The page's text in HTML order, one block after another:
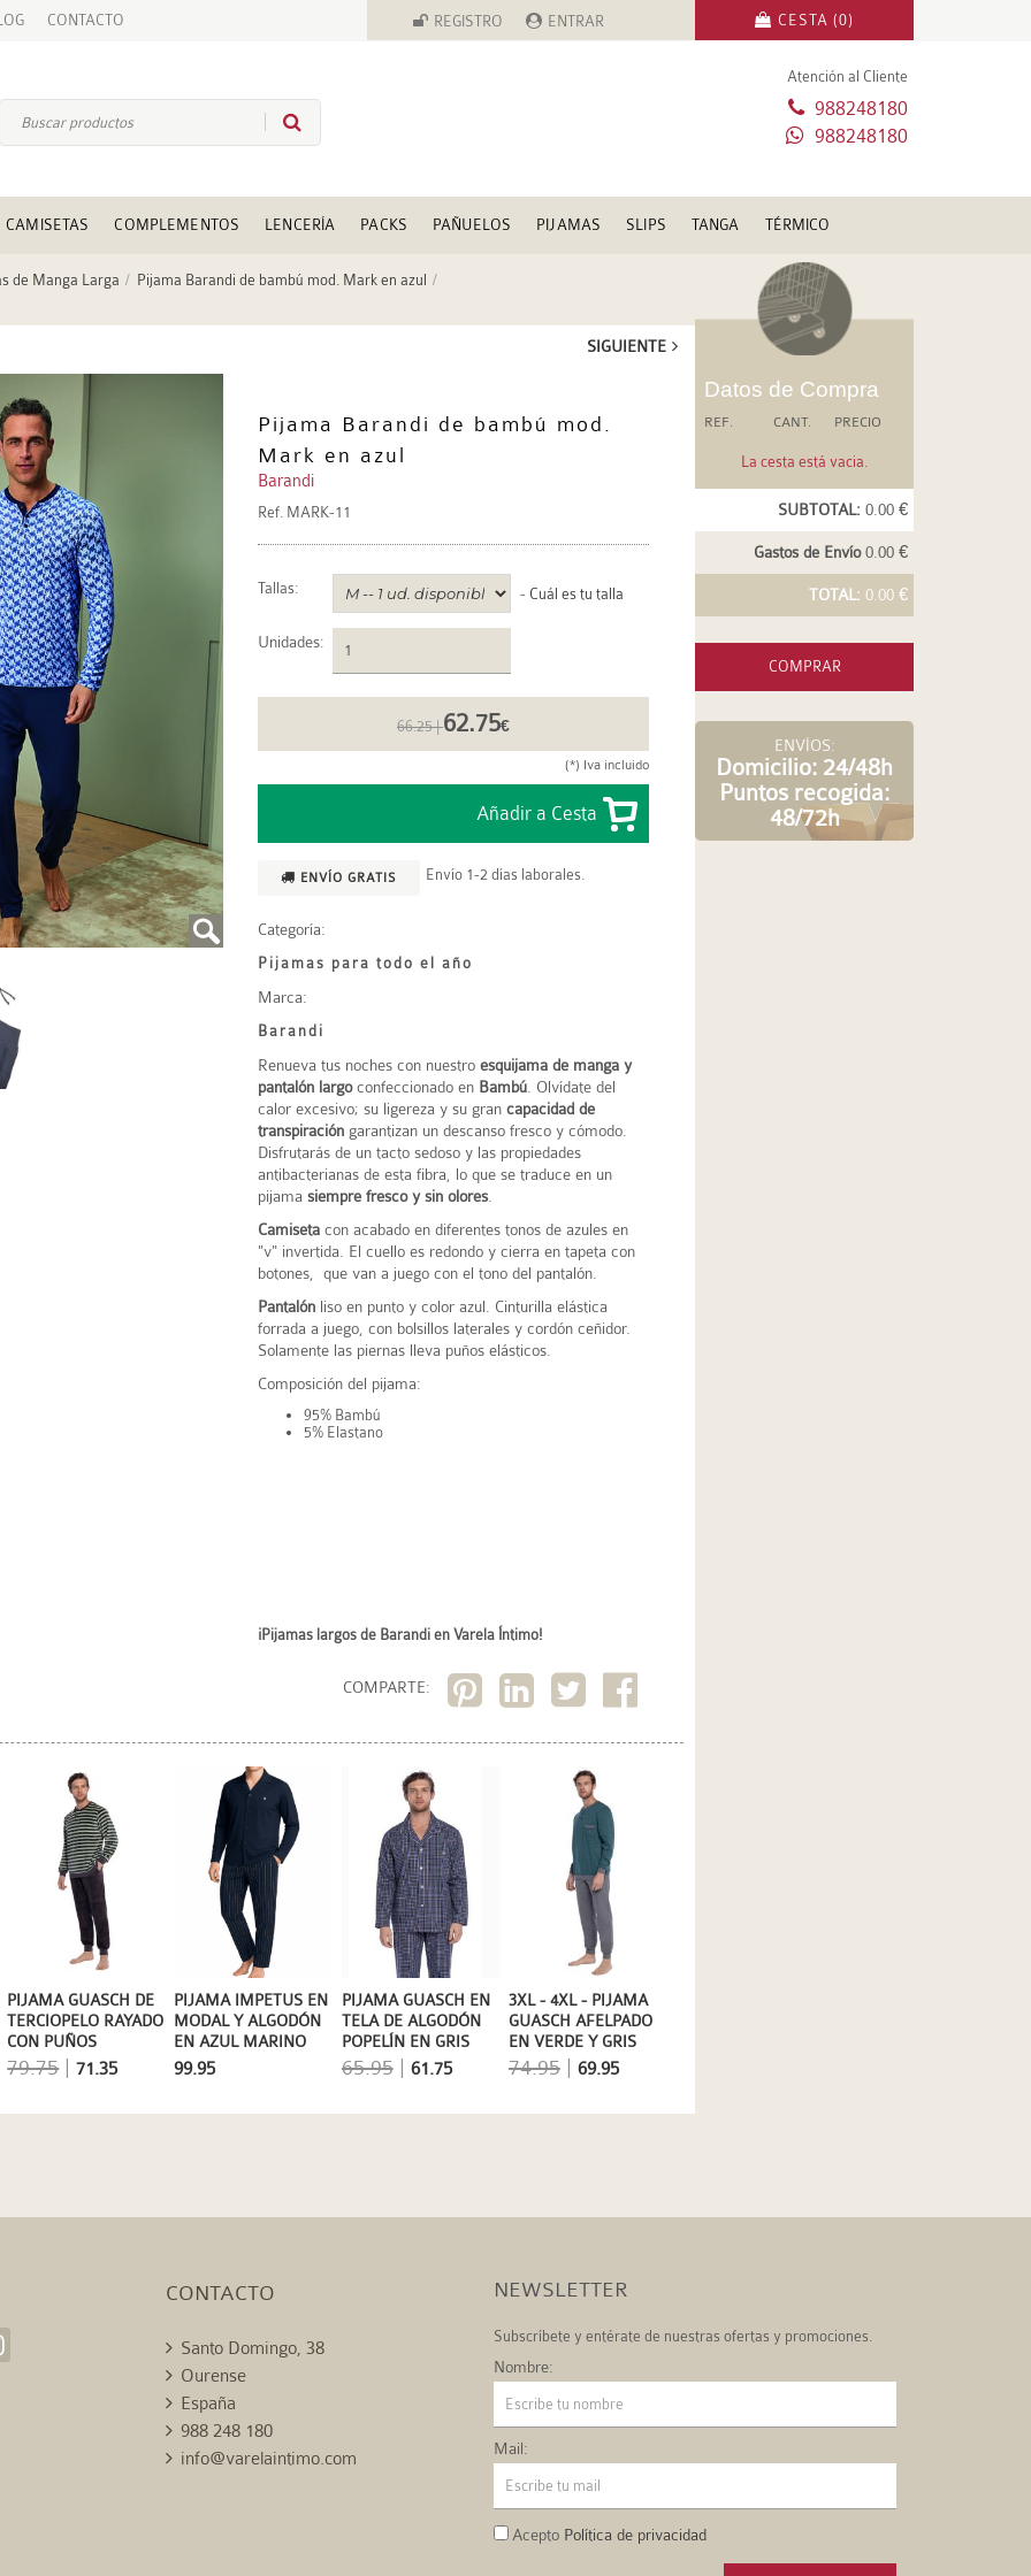
CONTACTO REGISTRO ENTRAR CESTA (0)
Atención al Cliente
988248180
988248180
CAMISETAS COMPLEMENTOS LENCERÍA PACKS PAÑUELOS PIJAMAS SLIPS TANGA TÉRMICO
de Manga Larga Pijama Barandi de bambú mod. Mark en azul
SIGUIENTE
Pijama Barandi de bambú mod.
Mark en azul
Barandi
Ref. MARK-11
Tallas: - Cuál es tu talla
Unidades:
66.25 |62.75€
(*) Iva incluido
ENVÍO GRATIS Envío 1-2 días laborales.
Categoría:
Pijamas para todo el año
Marca:
Barandi
Renueva tus noches con nuestro esquijama de manga y
pantalón largoconfeccionado en Bambú . Olvídate del
calor excesivo; su ligereza y su gran capacidad de
transpiración garantizan un descanso fresco y cómodo.
Disfrutarás de un tacto sedoso y las propiedades
antibacterianas de esta fibra, lo que se traduce en un
pijama siempre fresco y sin olores
Camiseta con acabado en diferentes tonos de azules en
"v" invertida. El cuello es redondo y cierra en tapeta con
botones, que van a juego con el tono del pantalón.
Pantalón liso en punto y color azul. Cinturilla elástica
forrada a juego, con bolsillos laterales y cordón ceñidor.
Solamente las piernas lleva puños elásticos.
Composición del pijama:
95% Bambú
5% Elastano
¡Pijamas largos de Barandi en Varela Íntimo!
COMPARTE:
3XL - 4XL - PIJAMA
GUASCH AFELPADO
EN VERDE Y GRIS
74.95| 69.95
PIJAMA GUASCH EN
TELA DE ALGODÓN
POPELÍN EN GRIS
65.95| 61.75
PIJAMA IMPETUS EN
MODAL Y ALGODÓN
EN AZUL MARINO
99.95
PIJAMA GUASCH DE
TERCIOPELO RAYADO
CON PUÑOS
79.75|71.35
Datos de Compra
REF. CANT. PRECIO
La cesta está vacia.
SUBTOTAL: 0.00 €
Gastos de Envío0.00 €
TOTAL: 0.00 €
COMPRAR
ENVÍOS:
Domicilio: 24/48h
Puntos recogida:
48/72h
CONTACTO
Santo Domingo, 38
Ourense
España
988 248 180
info@varelaintimo.com
NEWSLETTER
Subscríbete y entérate de nuestras ofertas y promociones.
Nombre:
Mail:
Acepto Política de privacidad